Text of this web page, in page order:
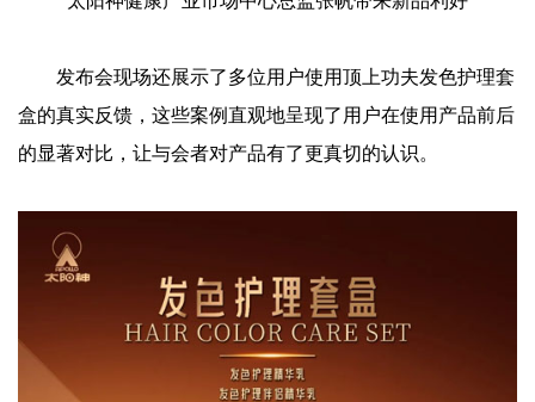
发布会现场还展示了多位用户使用顶上功夫发色护理套
盒的真实反馈，这些案例直观地呈现了用户在使用产品前后
的显著对比，让与会者对产品有了更真切的认识。